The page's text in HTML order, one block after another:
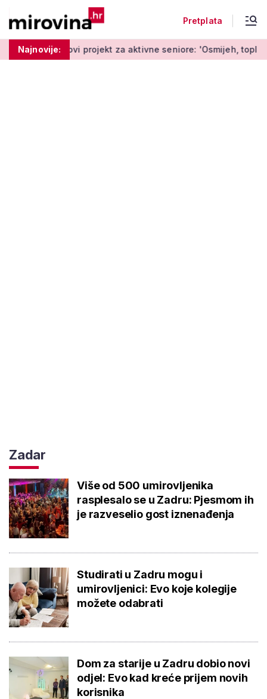
Pretplata
Najnovije:
Novi projekt za aktivne seniore: 'Osmijeh, topla riječ i
Zadar
Više od 500 umirovljenika
rasplesalo se u Zadru: Pjesmom ih
je razveselio gost iznenađenja
Studirati u Zadru mogu i
umirovljenici: Evo koje kolegije
možete odabrati
Dom za starije u Zadru dobio novi
odjel: Evo kad kreće prijem novih
korisnika